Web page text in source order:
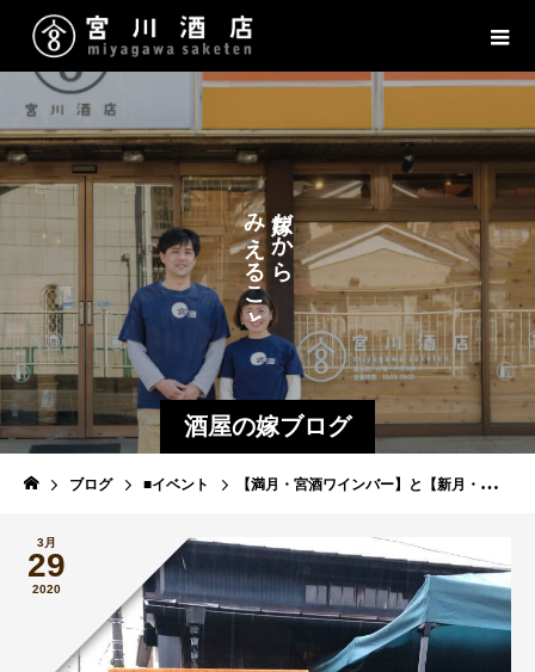
酒屋の嫁ブログ
だ
か
ら
み
え
る
こ
と
だ
か
ら
た
の
し
ブログ ■イベント 【満月・宮酒ワインバー】と【新月・宮酒場－角打ち－】3月
3月
29
2020